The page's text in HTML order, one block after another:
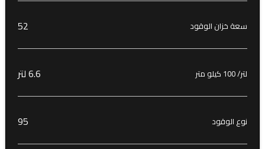
سعة خزان الوقود 52
لتر/ 100 كيلو متر 6.6 لتر
نوع الوقود 95